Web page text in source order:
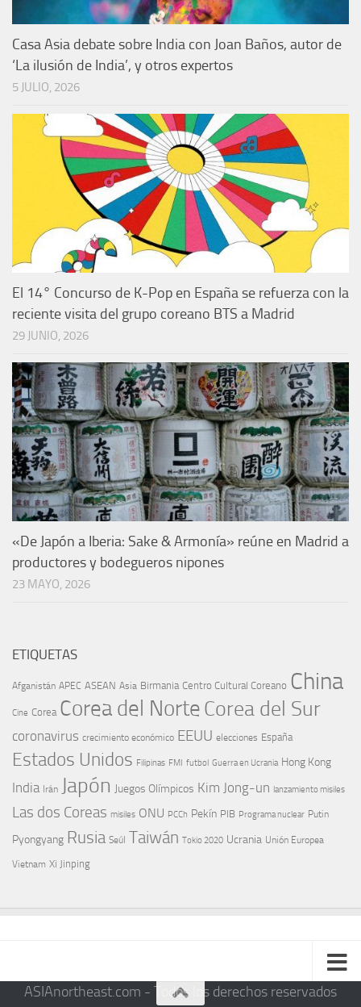
Casa Asia debate sobre India con Joan Baños, autor de
‘La ilusión de India’, y otros expertos
5 JULIO, 2026
El 14° Concurso de K-Pop en España se refuerza con la
reciente visita del grupo coreano BTS a Madrid
29 JUNIO, 2026
«De Japón a Iberia: Sake & Armonía» reúne en Madrid a
productores y bodegueros nipones
23 MAYO, 2026
ETIQUETAS
Afganistán APEC ASEAN Asia Birmania Centro Cultural Coreano China
Cine Corea Corea del NorteCorea del Sur
coronavirus crecimiento económico EEUU elecciones España
Estados Unidos Filipinas FMI futbol Guerra en Ucrania Hong Kong
India Irán Japón Juegos Olímpicos Kim Jong-un lanzamiento misiles
Las dos Coreas misiles ONU PCCh Pekín PIB Programa nuclear Putin
Pyongyang Rusia Seúl Taiwán Tokio 2020 Ucrania Unión Europea
Vietnam Xi Jinping
ASIAnortheast.com - Todos los derechos reservados